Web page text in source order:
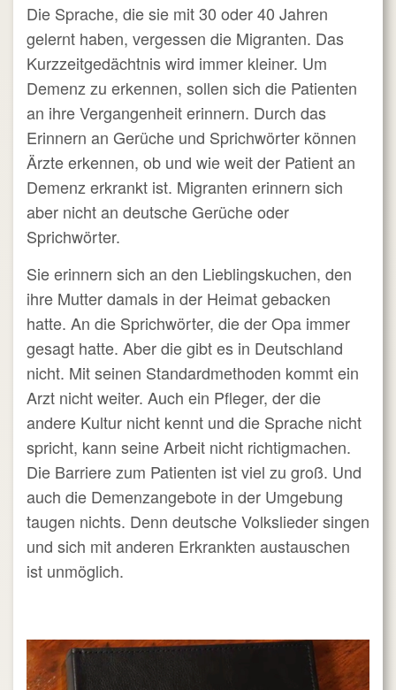
Die Sprache, die sie mit 30 oder 40 Jahren
gelernt haben, vergessen die Migranten. Das
Kurzzeitgedächtnis wird immer kleiner. Um
Demenz zu erkennen, sollen sich die Patienten
an ihre Vergangenheit erinnern. Durch das
Erinnern an Gerüche und Sprichwörter können
Ärzte erkennen, ob und wie weit der Patient an
Demenz erkrankt ist. Migranten erinnern sich
aber nicht an deutsche Gerüche oder
Sprichwörter.
Sie erinnern sich an den Lieblingskuchen, den
ihre Mutter damals in der Heimat gebacken
hatte. An die Sprichwörter, die der Opa immer
gesagt hatte. Aber die gibt es in Deutschland
nicht. Mit seinen Standardmethoden kommt ein
Arzt nicht weiter. Auch ein Pfleger, der die
andere Kultur nicht kennt und die Sprache nicht
spricht, kann seine Arbeit nicht richtigmachen.
Die Barriere zum Patienten ist viel zu groß. Und
auch die Demenzangebote in der Umgebung
taugen nichts. Denn deutsche Volkslieder singen
und sich mit anderen Erkrankten austauschen
ist unmöglich.